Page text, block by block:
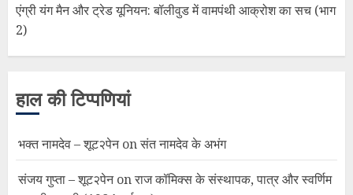
एंग्री यंग मैन और ट्रेड यूनियन: बॉलीवुड में वामपंथी आक्रोश का सच (भाग
2)
हाल की टिप्पणियां
भक्त नामदेव – शूट२पेनonसंत नामदेव के अभंग
संजय गुप्ता – शूट२पेनonराज कॉमिक्स के संस्थापक, पात्र और स्वर्णिम